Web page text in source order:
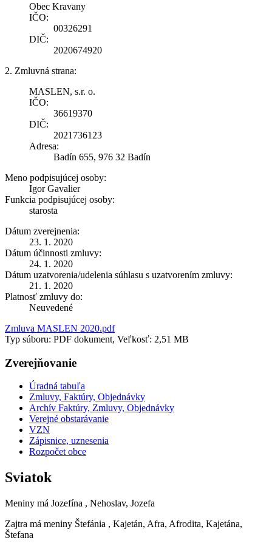
Obec Kravany
IČO:
00326291
DIČ:
2020674920
2. Zmluvná strana:
MASLEN, s.r. o.
IČO:
36619370
DIČ:
2021736123
Adresa:
Badín 655, 976 32 Badín
Meno podpisujúcej osoby:
Igor Gavalier
Funkcia podpisujúcej osoby:
starosta
Dátum zverejnenia:
23. 1. 2020
Dátum účinnosti zmluvy:
24. 1. 2020
Dátum uzatvorenia/udelenia súhlasu s uzatvorením zmluvy:
21. 1. 2020
Platnosť zmluvy do:
Neuvedené
Zmluva MASLEN 2020.pdf
Typ súboru: PDF dokument, Veľkosť: 2,51 MB
Zverejňovanie
Úradná tabuľa
Zmluvy, Faktúry, Objednávky
Archív Faktúry, Zmluvy, Objednávky
Verejné obstarávanie
VZN
Zápisnice, uznesenia
Rozpočet obce
Sviatok
Meniny má Jozefína , Nehoslav, Jozefa
Zajtra má meniny Štefánia , Kajetán, Afra, Afrodita, Kajetána,
Štefana